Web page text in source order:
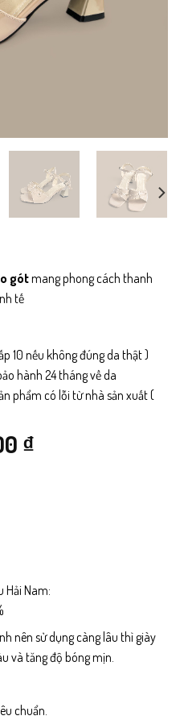
gótmang phong cách thanh
tế
10 nếu không đúng da thật )
hành 24 tháng về da
phẩm có lỗi từ nhà sản xuất (
₫.
₫Giá
249,000 ₫.
Hải Nam:
nên sử dụng càng lâu thì giày
và tăng độ bóng mịn.
chuẩn.